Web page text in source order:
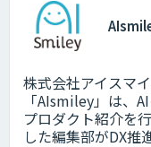
株式会社アイスマ
「AIsmiley」は、
プロダクト紹介を
した編集部がDX推